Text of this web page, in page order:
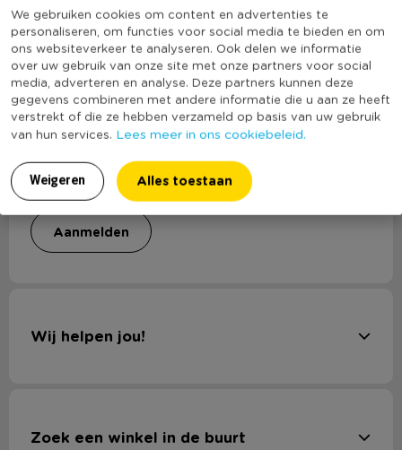
We gebruiken cookies om content en advertenties te
personaliseren, om functies voor social media te bieden en om
ons websiteverkeer te analyseren. Ook delen we informatie
over uw gebruik van onze site met onze partners voor social
media, adverteren en analyse. Deze partners kunnen deze
gegevens combineren met andere informatie die u aan ze heeft
verstrekt of die ze hebben verzameld op basis van uw gebruik
van hun services. Lees meer in ons cookiebeleid.
Weigeren Alles toestaan
159,00 in mijn winkelmandje
Word Xtra Xenos Member en krijg 10% korting
aanmelden
Wij helpen jou!
Zoek een winkel in de buurt